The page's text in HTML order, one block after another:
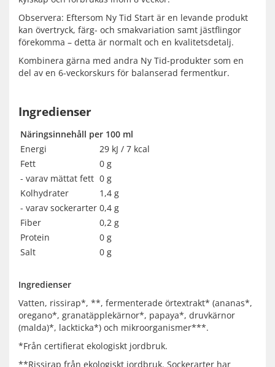
Observera: Eftersom Ny Tid Start är en levande produkt
kan övertryck, färg- och smakvariation samt jästflingor
förekomma – detta är normalt och en kvalitetsdetalj.
Kombinera gärna med andra Ny Tid-produkter som en
del av en 6-veckorskurs för balanserad fermentkur.
Ingredienser
Näringsinnehåll per 100 ml
Energi
29 kJ / 7 kcal
Fett
0 g
- varav mättat fett 0 g
Kolhydrater
1,4 g
- varav sockerarter 0,4 g
Fiber
0,2 g
Protein
0 g
Salt
0 g
Ingredienser
Vatten, rissirap*, **, fermenterade örtextrakt* (ananas*,
oregano*, granatäpplekärnor*, papaya*, druvkärnor
(malda)*, lackticka*) och mikroorganismer***.
*Från certifierat ekologiskt jordbruk.
**Rissirap från ekologiskt jordbruk. Sockerarter har